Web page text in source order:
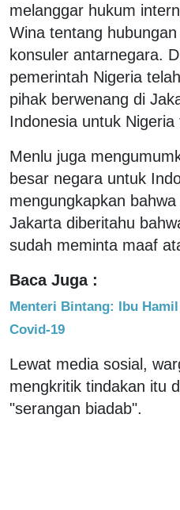
melanggar hukum
Wina tentang
konsuler antarnegara.
pemerintah Nigeria
pihak berwenang di
Indonesia untuk
Menlu juga
besar negara untuk
mengungkapkan
Jakarta diberitahu
sudah meminta maaf
Baca Juga :
Menteri Bintang: Ibu
Covid-19
Lewat media sosial,
mengkritik tindakan itu
"serangan biadab".